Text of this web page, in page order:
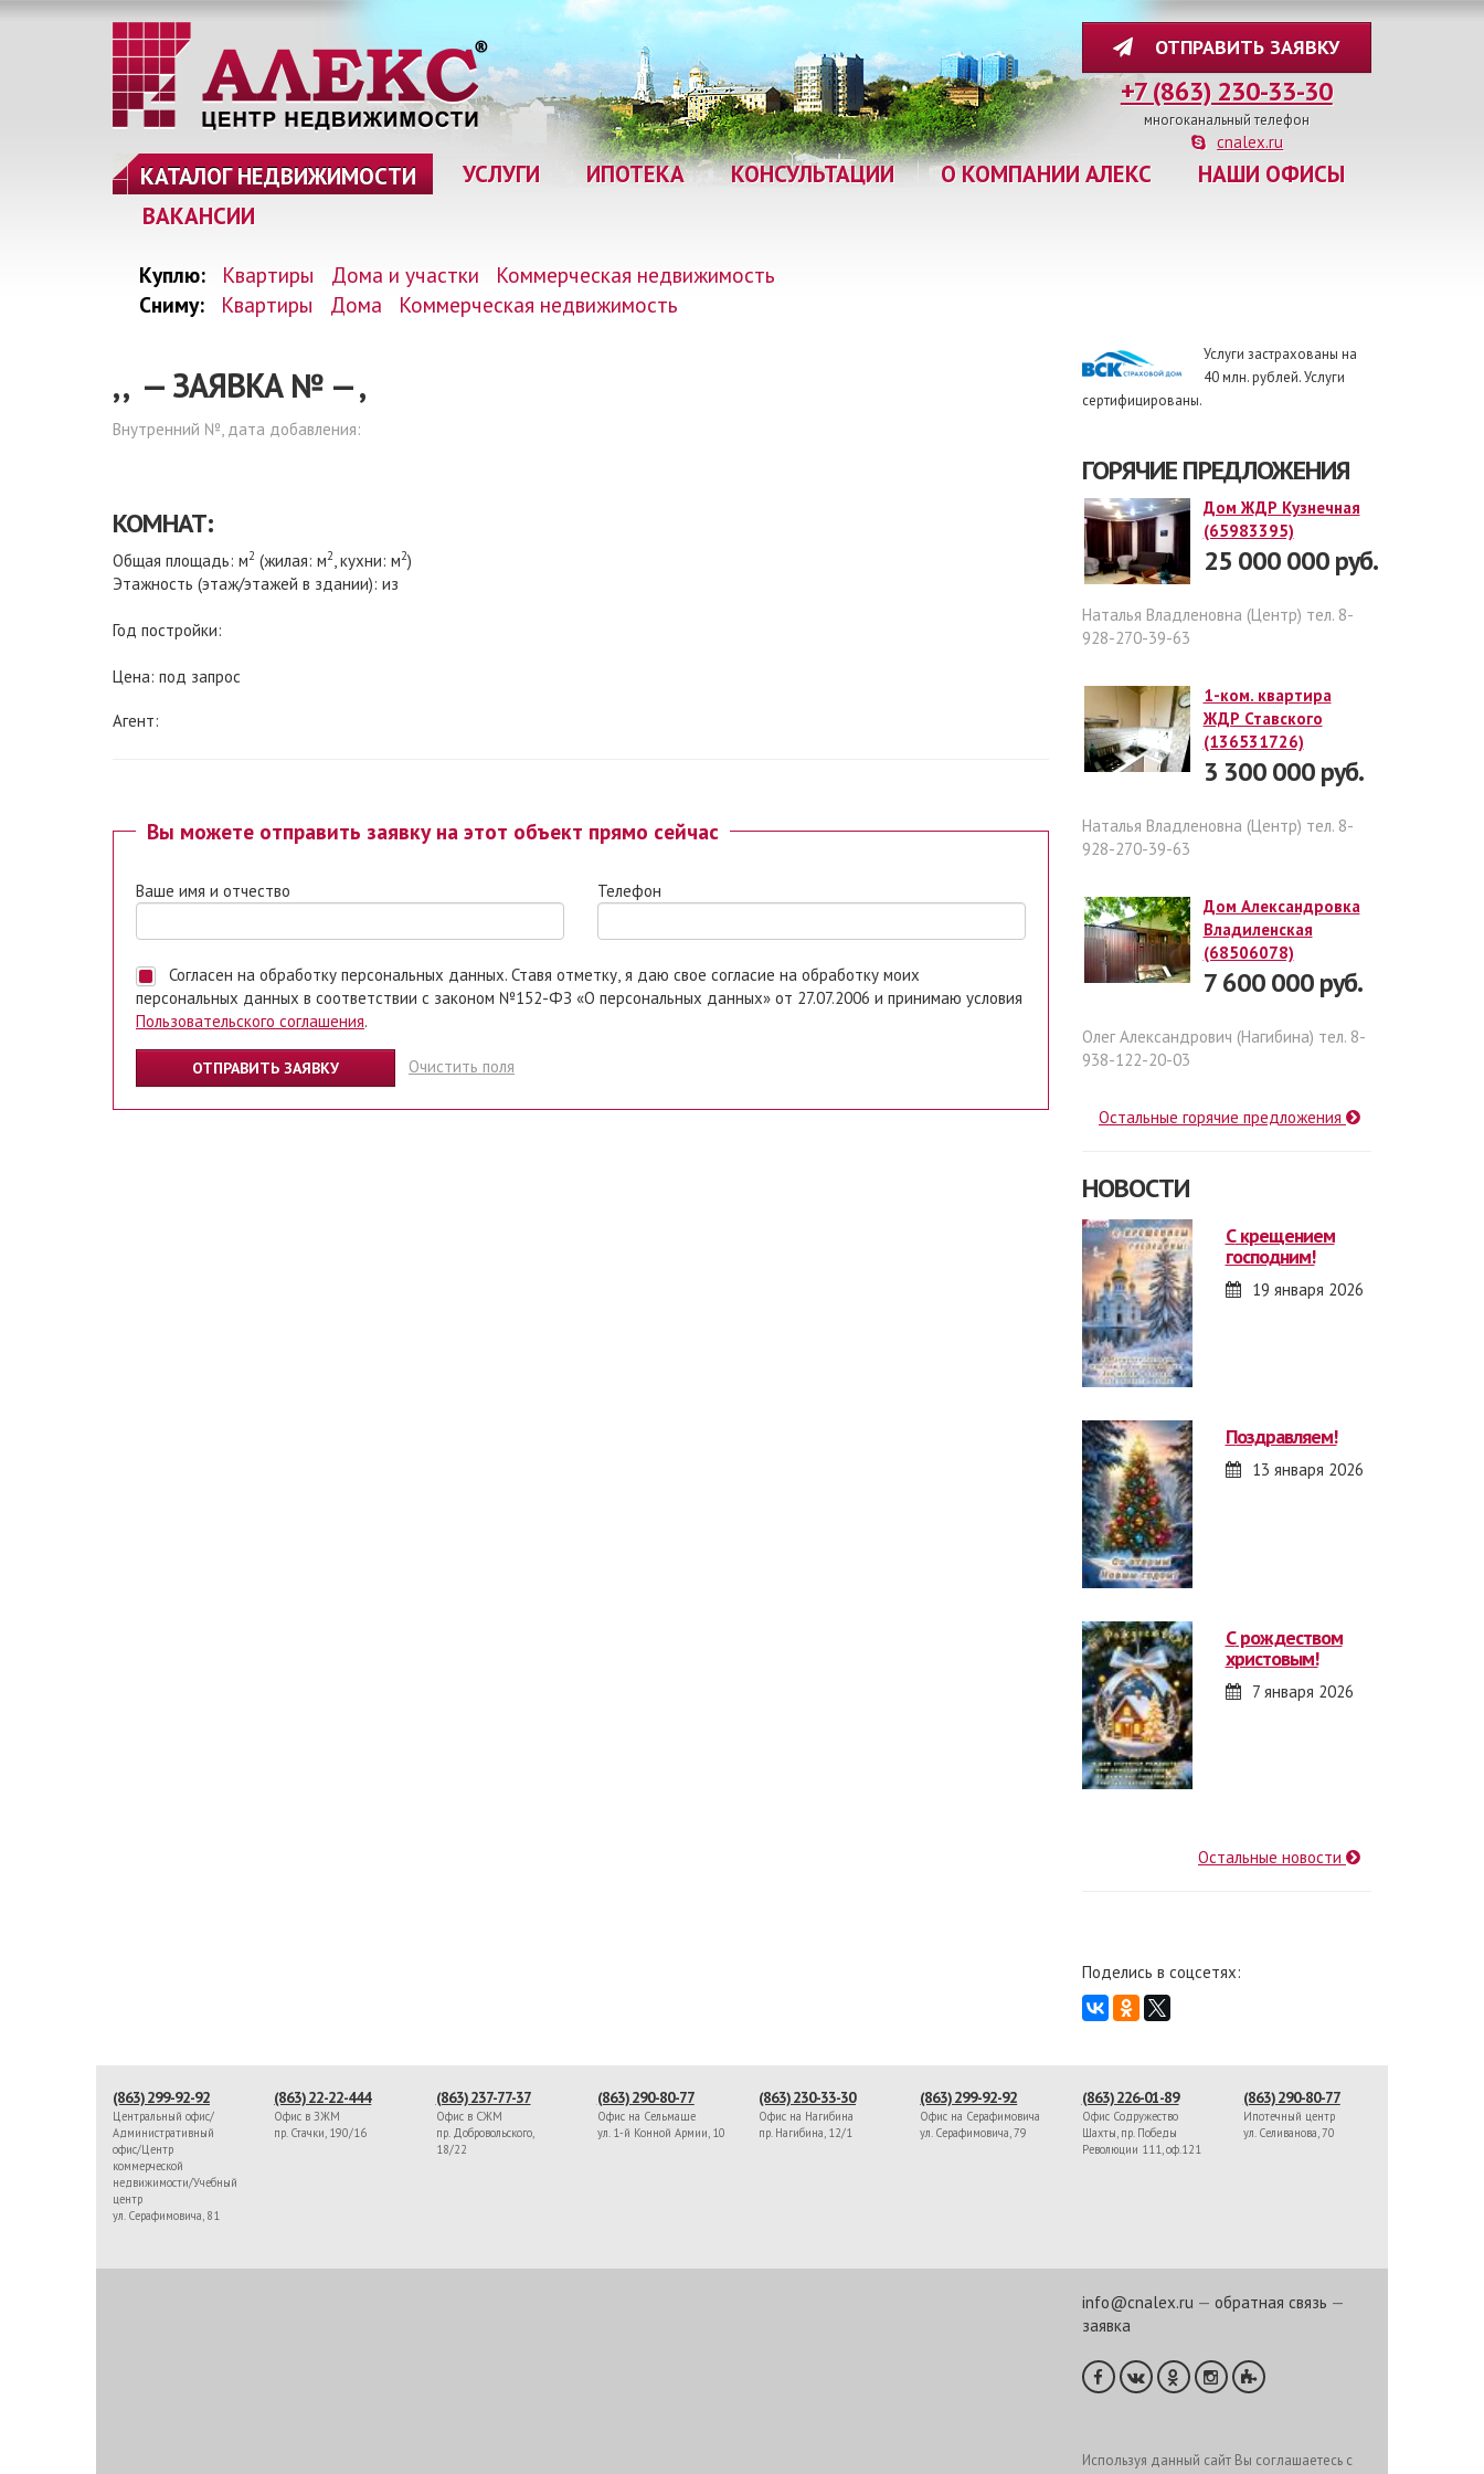
ОТПРАВИТЬ ЗАЯВКУ
+7 (863) 230-33-30
многоканальный телефон
cnalex.ru
КАТАЛОГ НЕДВИЖИМОСТИ УСЛУГИ ИПОТЕКА КОНСУЛЬТАЦИИ О КОМПАНИИ АЛЕКС
НАШИ ОФИСЫ
ВАКАНСИИ
Куплю: Квартиры Дома и участки
Коммерческая недвижимость
Сниму:
Квартиры Дома Коммерческая недвижимость
, , — ЗАЯВКА № —,
Внутренний №, дата добавления:
КОМНАТ:
Общая площадь: м2 (жилая: м2, кухни: м2)
Этажность (этаж/этажей в здании): из
Год постройки:
Цена: под запрос
Агент:
Вы можете отправить заявку на этот объект прямо сейчас
Ваше имя и отчество Телефон
Согласен на обработку персональных данных. Ставя отметку, я даю свое согласие на обработку моих
персональных данных в соответствии с законом №152-ФЗ «О персональных данных» от 27.07.2006 и принимаю условия
Пользовательского соглашения.
Очистить поля
Услуги застрахованы на
40 млн. рублей. Услуги
сертифицированы.
ГОРЯЧИЕ ПРЕДЛОЖЕНИЯ
Дом ЖДР Кузнечная
(65983395)
25 000 000 руб.
Наталья Владленовна (Центр) тел. 8-
928-270-39-63
1-ком. квартира
ЖДР Ставского
(136531726)
3 300 000 руб.
Наталья Владленовна (Центр) тел. 8-
928-270-39-63
Дом Александровка
Владиленская
(68506078)
7 600 000 руб.
Олег Александрович (Нагибина) тел. 8-
938-122-20-03
Остальные горячие предложения
НОВОСТИ
с крещением
господним!
19 января 2026
поздравляем!
13 января 2026
с рождеством
христовым!
7 января 2026
Остальные новости
Поделись в соцсетях:
(863) 299-92-92
Центральный офис/
Административный
офис/Центр
коммерческой
недвижимости/Учебный
центр
ул. Серафимовича, 81
(863) 22-22-444
Офис в ЗЖМ
пр. Стачки, 190/16
(863) 237-77-37
Офис в СЖМ
пр. Добровольского,
18/22
(863) 290-80-77
Офис на Сельмаше
ул. 1-й Конной Армии, 10
(863) 230-33-30
Офис на Нагибина
пр. Нагибина, 12/1
(863) 299-92-92
Офис на Серафимовича
ул. Серафимовича, 79
(863) 226-01-89
Офис Содружество
Шахты, пр. Победы
Революции 111, оф.121
(863) 290-80-77
Ипотечный центр
ул. Селиванова, 70
info@cnalex.ru — обратная связь —
заявка
Используя данный сайт Вы соглашаетесь с